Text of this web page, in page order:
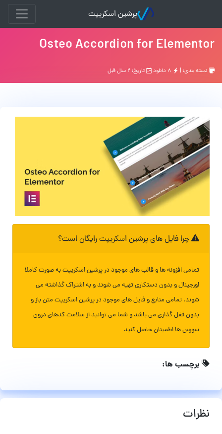
پرشین اسکریپت
Osteo Accordion for Elementor
دسته بندی: | تاریخ: ۲ سال قبل
چرا فایل های پرشین اسکریپت رایگان است؟
تمامی افزونه ها و قالب های موجود در پرشین اسکریپت به صورت کاملا
اورجینال و بدون دستکاری تهیه می شوند و به اشتراک گذاشته می
شوند. تمامی منابع و فایل های موجود در پرشین اسکریپت متن باز و
بدون قفل گذاری می باشد و شما می توانید از سلامت کدهای درون
سورس ها اطمینان حاصل کنید
برچسب ها:
نظرات